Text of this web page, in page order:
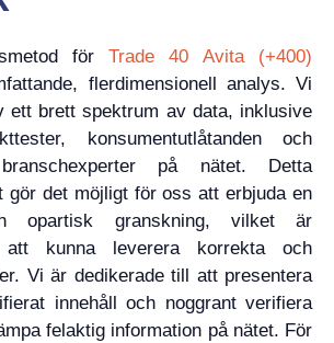
för Trade 40 Avita (+400)
flerdimensionell analys. Vi
ett brett spektrum av data, inklusive
konsumentutlåtanden och
på nätet. Detta
gör det möjligt för oss att erbjuda en
opartisk granskning, vilket är
att kunna leverera korrekta och
Vi är dedikerade till att presentera
innehåll och noggrant verifiera
felaktig information på nätet. För